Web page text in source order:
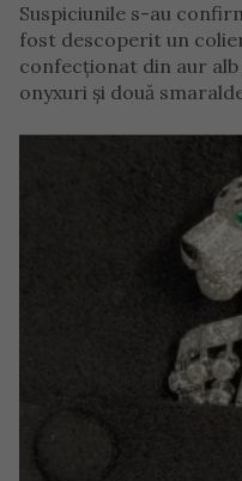
Suspiciunile s-au
fost descoperit un
confecționat din aur alb
onyxuri și două